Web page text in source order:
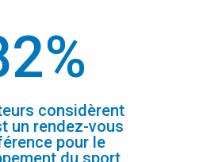
%
considèrent
un rendez-vous
pour le
du sport